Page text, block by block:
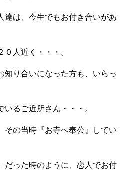
達は、今生でもお付き合いがあ
人近く・・・。
知り合いになった方も、いらっ
るご近所さん・・・。
その当時『お寺へ奉公』してい
だった時のように、恋人でお付